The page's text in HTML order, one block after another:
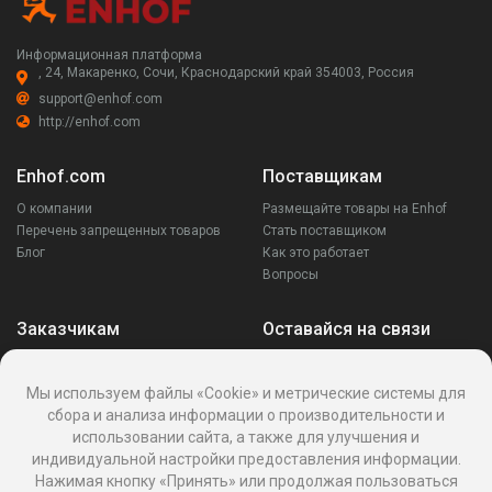
Информационная платформа
, 24, Макаренко, Сочи, Краснодарский край 354003, Россия
support@enhof.com
http://enhof.com
Enhof.com
О компании
Перечень запрещенных товаров
Блог
Поставщикам
Размещайте товары на Enhof
Стать поставщиком
Как это работает
Вопросы
Заказчикам
Ваши запросы
Написать поставщику
Написать в поддержку
Реквизиты
Оставайся на связи
Мы используем файлы «Cookie» и метрические системы для
сбора и анализа информации о производительности и
использовании сайта, а также для улучшения и
индивидуальной настройки предоставления информации.
Нажимая кнопку «Принять» или продолжая пользоваться